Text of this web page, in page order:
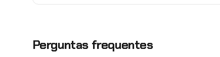
Perguntas frequentes